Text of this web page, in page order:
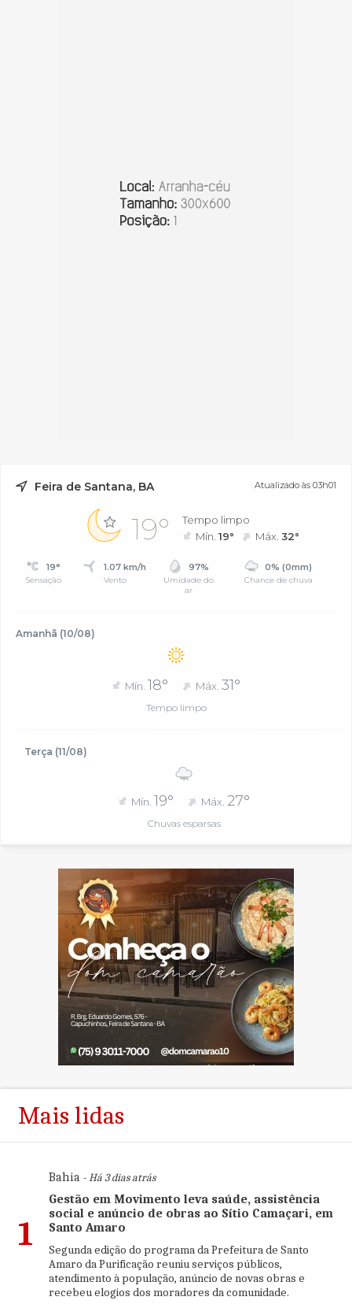
Feira de Santana, BA Atualizado às 03h01
19°
Tempo limpo
Mín.19° Máx.32°
19°
Sensação
1.07 km/h
Vento
97%
Umidade do
ar
0% (0mm)
Chance de chuva
Amanhã (10/08)
Mín. 18° Máx. 31°
Tempo limpo
Terça (11/08)
Mín. 19° Máx. 27°
Chuvas esparsas
Mais lidas
1
Bahia- Há 3 dias atrás
Gestão em Movimento leva saúde, assistência
social e anúncio de obras ao Sítio Camaçari, em
Santo Amaro
Segunda edição do programa da Prefeitura de Santo
Amaro da Purificação reuniu serviços públicos,
atendimento à população, anúncio de novas obras e
recebeu elogios dos moradores da comunidade.